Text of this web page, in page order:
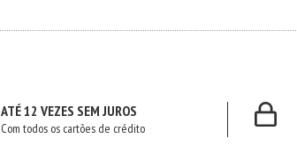
ATÉ 12 VEZES SEM JUROS
Com todos os cartões de crédito